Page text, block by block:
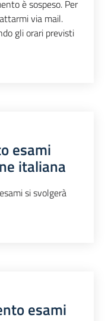
è sospeso. Per
via mail.
gli orari previsti
esami
italiana
si svolgerà
esami